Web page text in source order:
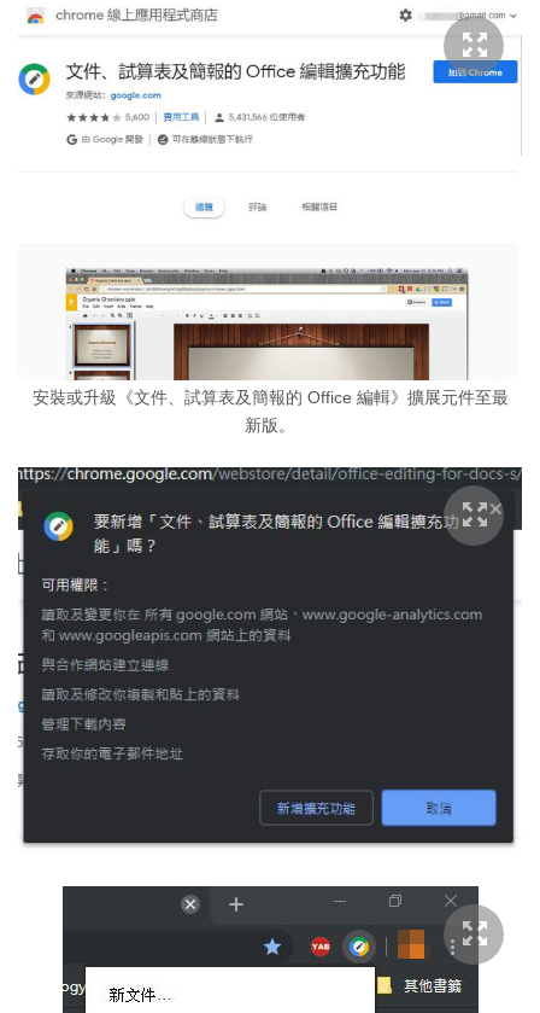
安裝或升級《文件、試算表及簡報的 Office 編輯》擴展元件至最
新版。